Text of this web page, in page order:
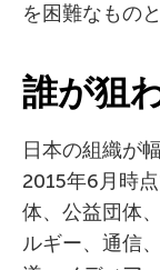
を困難なもの
誰が狙
日本の組織が
2015年6月時
体、公益団体
ルギー、通信